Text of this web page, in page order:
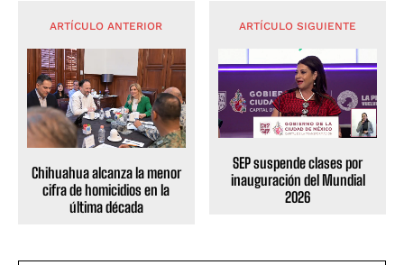
ARTÍCULO ANTERIOR
Chihuahua alcanza la menor
cifra de homicidios en la
última década
ARTÍCULO SIGUIENTE
SEP suspende clases por
inauguración del Mundial
2026